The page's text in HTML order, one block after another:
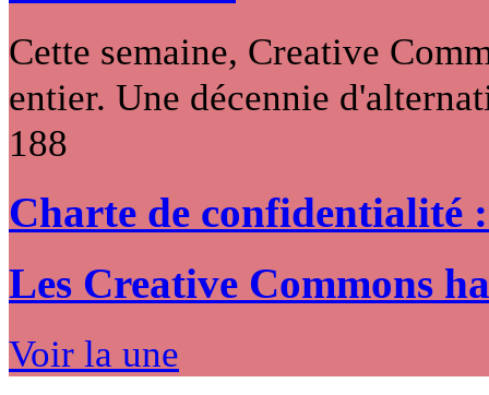
Cette semaine, Creative
entier. Une décennie
188
Charte de confidentialité
Les Creative Commons
Voir la une